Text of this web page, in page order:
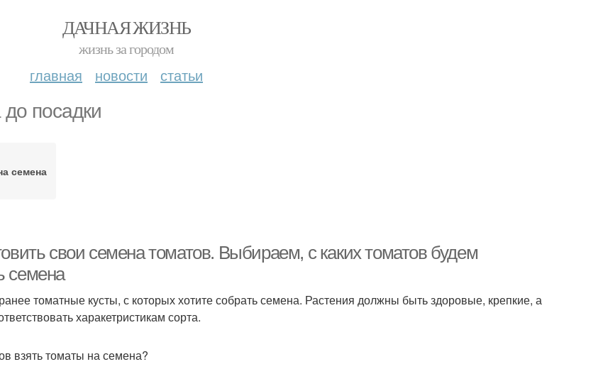
ДАЧНАЯ ЖИЗНЬ
жизнь за городом
главная новости статьи
посадки
семена
свои семена томатов. Выбираем, с каких томатов будем
семена
томатные кусты, с которых хотите собрать семена. Растения должны быть здоровые, крепкие, а
харакетристикам сорта.
взять томаты на семена?